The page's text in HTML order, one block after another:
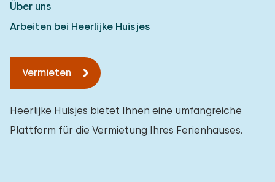
Über uns
Arbeiten bei Heerlijke Huisjes
Vermieten
Heerlijke Huisjes bietet Ihnen eine umfangreiche
Plattform für die Vermietung Ihres Ferienhauses.